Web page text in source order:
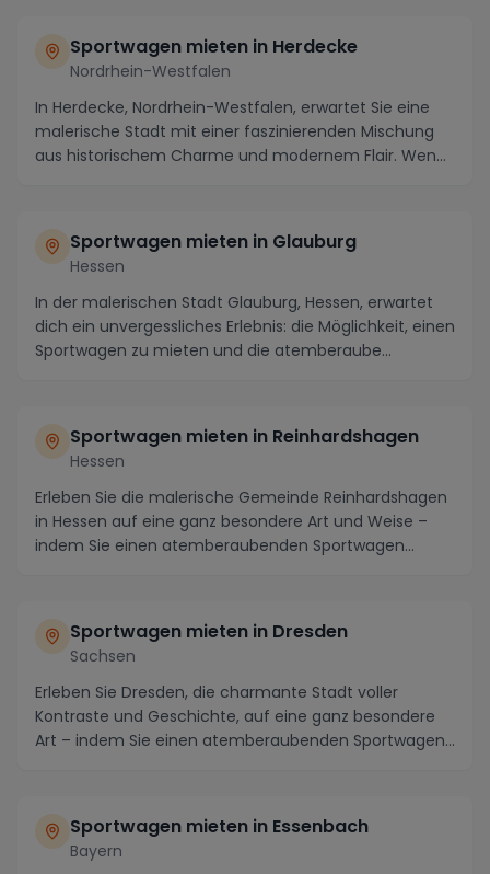
Sportwagen mieten in Herdecke
Nordrhein-Westfalen
In Herdecke, Nordrhein-Westfalen, erwartet Sie eine
malerische Stadt mit einer faszinierenden Mischung
aus historischem Charme und modernem Flair. Wen...
Sportwagen mieten in Glauburg
Hessen
In der malerischen Stadt Glauburg, Hessen, erwartet
dich ein unvergessliches Erlebnis: die Möglichkeit, einen
Sportwagen zu mieten und die atemberaube...
Sportwagen mieten in Reinhardshagen
Hessen
Erleben Sie die malerische Gemeinde Reinhardshagen
in Hessen auf eine ganz besondere Art und Weise –
indem Sie einen atemberaubenden Sportwagen
Sportwagen mieten in Dresden
Sachsen
Erleben Sie Dresden, die charmante Stadt voller
Kontraste und Geschichte, auf eine ganz besondere
Art – indem Sie einen atemberaubenden Sportwagen
Sportwagen mieten in Essenbach
Bayern